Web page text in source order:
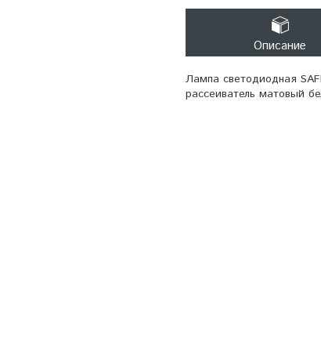
Описание
Лампа светодиодная
рассеиватель матовый